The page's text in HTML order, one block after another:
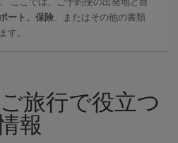
ート、保険、またはその他の書類
す。
旅行で役立つ
報